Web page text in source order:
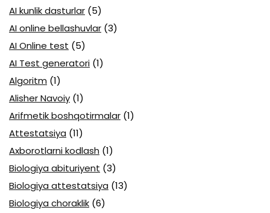
AI kunlik dasturlar (5)
AI online bellashuvlar (3)
AI Online test (5)
AI Test generatori (1)
Algoritm (1)
Alisher Navoiy (1)
Arifmetik boshqotirmalar (1)
Attestatsiya (11)
Axborotlarni kodlash (1)
Biologiya abituriyent (3)
Biologiya attestatsiya (13)
Biologiya choraklik (6)